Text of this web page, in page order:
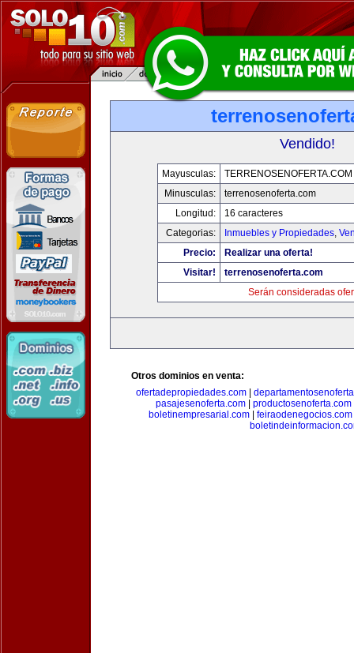
Vendido!
Mayusculas:
TERRENOSENOFERTA.COM
Minusculas:
terrenosenoferta.com
Longitud:
16 caracteres
Categorias:
Inmuebles y Propiedades,
Precio:
Realizar una oferta!
Visitar!
terrenosenoferta.com
Serán consideradas
Otros dominios en venta:
ofertadepropiedades.com
pasajesenoferta.com| productosenoferta.com
boletinempresarial.com| feiraodenegocios.com